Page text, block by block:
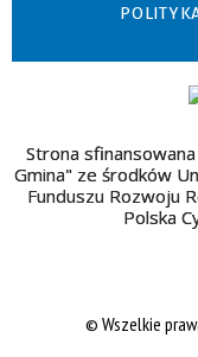
Strona
Gmina" ze środków
Funduszu Rozwoju
Polska
© Wszelkie